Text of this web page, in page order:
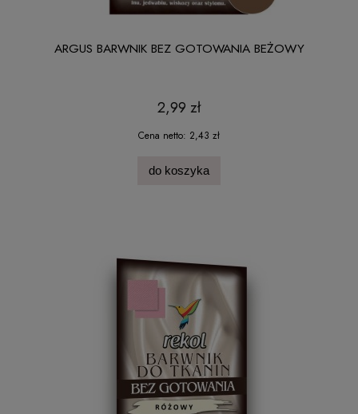
ARGUS BARWNIK BEZ GOTOWANIA BEŻOWY
2,99 zł
Cena netto: 2,43 zł
do koszyka